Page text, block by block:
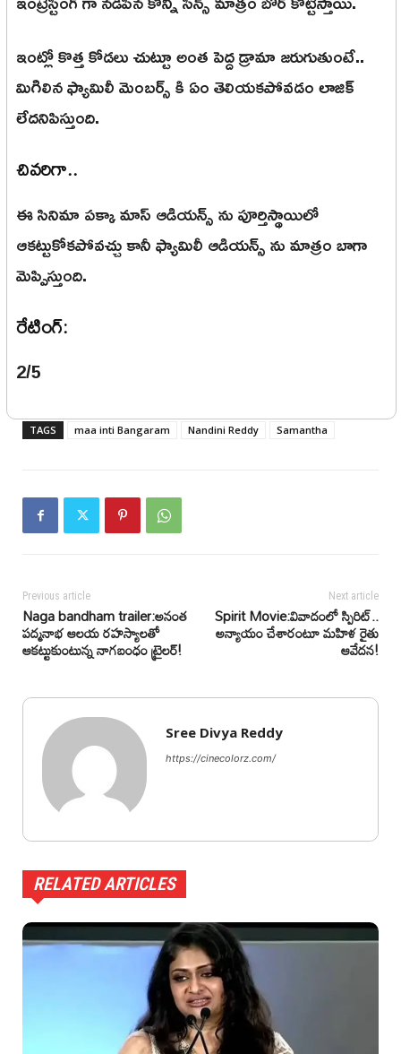
ఇంట్లో కొత్త కోడలు చుట్టూ అంత పెద్ద డ్రామా జరుగుతుంటే..
మిగిలిన ఫ్యామిలీ మెంబర్స్ కి ఏం తెలియకపోవడం లాజిక్
లేదనిపిస్తుంది.
చివరిగా..
ఈ సినిమా పక్కా మాస్ ఆడియన్స్ ను పూర్తిస్థాయిలో
ఆకట్టుకోకపోవచ్చు కానీ ఫ్యామిలీ ఆడియన్స్ ను మాత్రం బాగా
మెప్పిస్తుంది.
రేటింగ్:
2/5
TAGS maa inti Bangaram Nandini Reddy Samantha
Previous article
Naga bandham trailer:అనంత
పద్మనాభ ఆలయ రహస్యాలతో
ఆకట్టుకుంటున్న నాగబంధం ట్రైలర్!
Next article
Spirit Movie:వివాదంలో స్పిరిట్..
అన్యాయం చేశారంటూ మహిళ రైతు
ఆవేదన!
Sree Divya Reddy
https://cinecolorz.com/
RELATED ARTICLES